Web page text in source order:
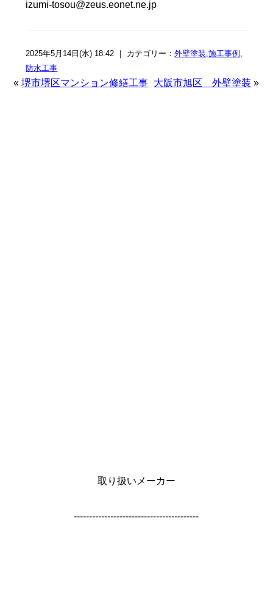
izumi-tosou@zeus.eonet.ne.jp
2025年5月14日(水) 18:42 ｜ カテゴリー：外壁塗装,施工事例 ,
防水工事
«堺市堺区マンション修繕工事 大阪市旭区 外壁塗装 »
取り扱いメーカー
-----------------------------------------